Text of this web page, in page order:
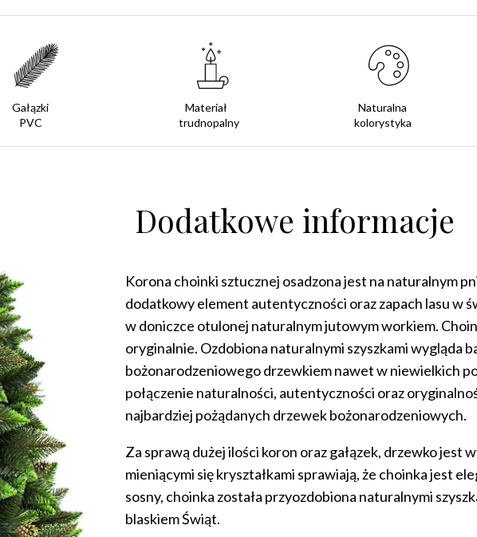
Gałązki
PVC
Materiał
trudnopalny
Naturalna
kolorystyka
Dodatkowe informacje
Korona choinki sztucznej osadzona jest na naturalnym
dodatkowy element autentyczności oraz zapach lasu w
w doniczce otulonej naturalnym jutowym workiem.
oryginalnie. Ozdobiona naturalnymi szyszkami wygląda
bożonarodzeniowego drzewkiem nawet w niewielkich
połączenie naturalności, autentyczności oraz
najbardziej pożądanych drzewek bożonarodzeniowych.
Za sprawą dużej ilości koron oraz gałązek, drzewko jest
mieniącymi się kryształkami sprawiają, że choinka jest
sosny, choinka została przyozdobiona naturalnymi
blaskiem Świąt.